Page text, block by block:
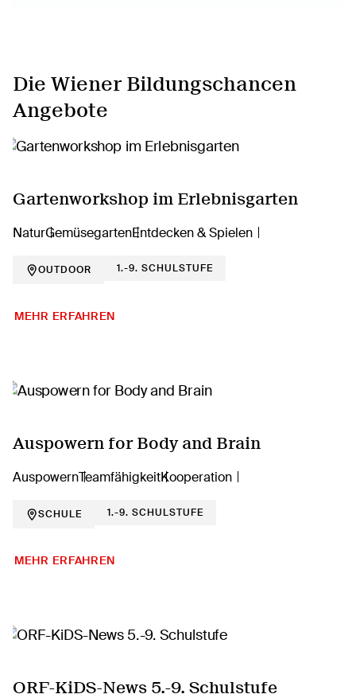
Die Wiener Bildungschancen
Angebote
Gartenworkshop im Erlebnisgarten
NaturGemüsegartenEntdecken & Spielen
OUTDOOR 1.-9. SCHULSTUFE
MEHR ERFAHREN
Auspowern for Body and Brain
AuspowernTeamfähigkeitKooperation
SCHULE 1.-9. SCHULSTUFE
MEHR ERFAHREN
ORF-KiDS-News 5.-9. Schulstufe